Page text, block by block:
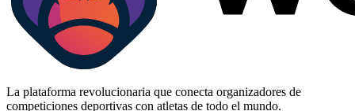
La plataforma revolucionaria que conecta organizadores de
competiciones deportivas con atletas de todo el mundo.